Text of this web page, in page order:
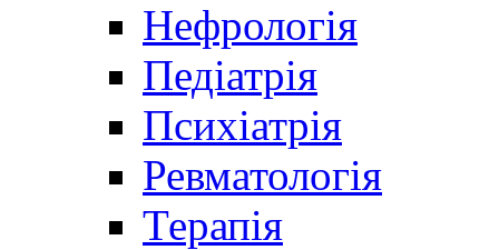
Нефрологія
Педіатрія
Психіатрія
Ревматологія
Терапія